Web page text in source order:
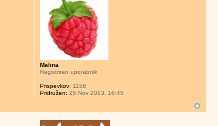
Malina
Registriran uporabnik
Prispevkov: 1158
Pridružen: 25 Nov 2013, 16:45